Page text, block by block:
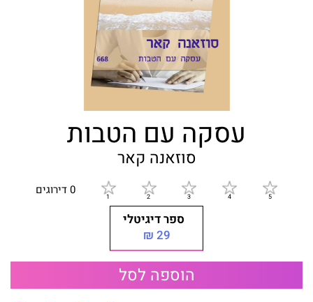
עסקה עם הטבות
סוזאנה קאר
0 דירוגים
ספר דיגיטלי
29 ₪
הוספה לסל